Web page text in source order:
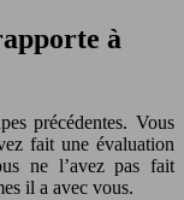
à
précédentes. Vous
fait une évaluation
ne l’avez pas fait
il a avec vous.